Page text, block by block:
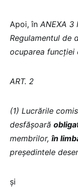
Apoi, în ANEXA
Regulamentul de
ocuparea funcției
ART. 2
(1) Lucrările
desfășoară
membrilor, în
președintele
și